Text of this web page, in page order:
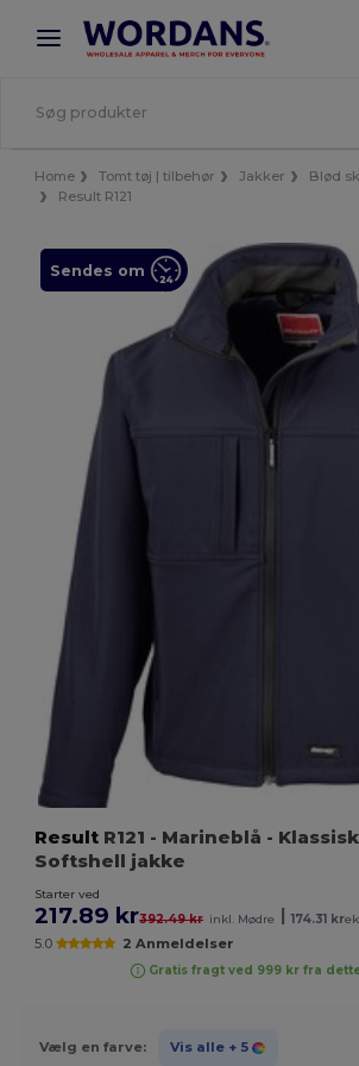
× Wordans-app
Bedre priser i appen!
Home Tomt tøj | tilbehør Jakker Blød
Result R121
Sendes om
Result R121 - Marineblå - Klassisk
Softshell jakke
Starter ved
217.89 kr392.49 kr inkl. Mødre | 174.31 kr
5.0 2 Anmeldelser
Gratis fragt ved 999 kr fra
Vælg en farve: Vis alle + 5